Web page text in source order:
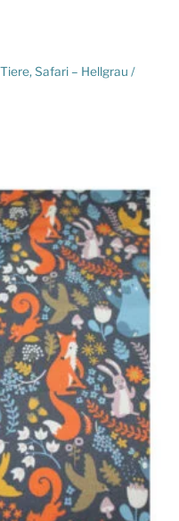
Safari – Hellgrau /